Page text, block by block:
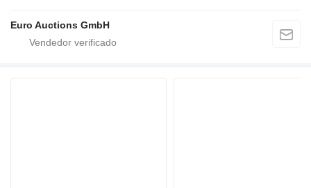
Euro Auctions GmbH